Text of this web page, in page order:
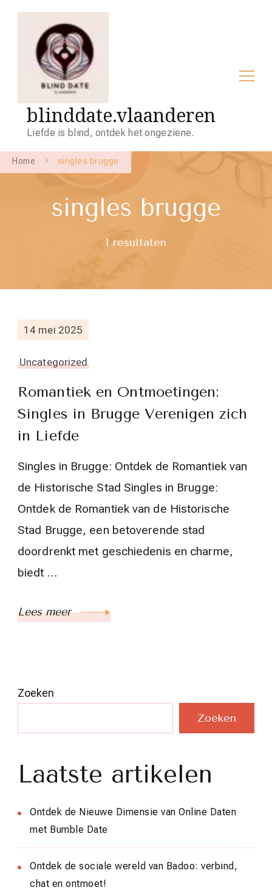
blinddate.vlaanderen
Liefde is blind, ontdek het ongeziene.
Home singles brugge
singles brugge
1 resultaten
14 mei 2025
Uncategorized
Romantiek en Ontmoetingen:
Singles in Brugge Verenigen zich
in Liefde
Singles in Brugge: Ontdek de Romantiek van
de Historische Stad Singles in Brugge:
Ontdek de Romantiek van de Historische
Stad Brugge, een betoverende stad
doordrenkt met geschiedenis en charme,
biedt …
Lees meer
Zoeken
Zoeken
Laatste artikelen
Ontdek de Nieuwe Dimensie van Online Daten
met Bumble Date
Ontdek de sociale wereld van Badoo: verbind,
chat en ontmoet!